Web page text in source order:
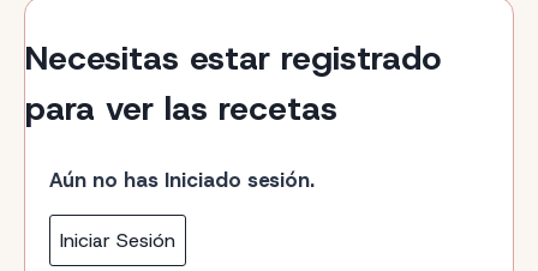
Necesitas estar registrado
para ver las recetas
Aún no has Iniciado sesión.
Iniciar Sesión